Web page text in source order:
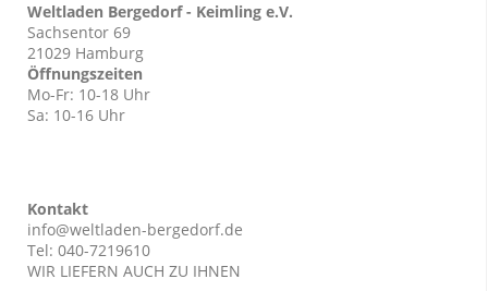
Weltladen Bergedorf - Keimling e.V.
Sachsentor 69
21029 Hamburg
Öffnungszeiten
Mo-Fr: 10-18 Uhr
Sa: 10-16 Uhr
Kontakt
info@weltladen-bergedorf.de
Tel: 040-7219610
WIR LIEFERN AUCH ZU IHNEN